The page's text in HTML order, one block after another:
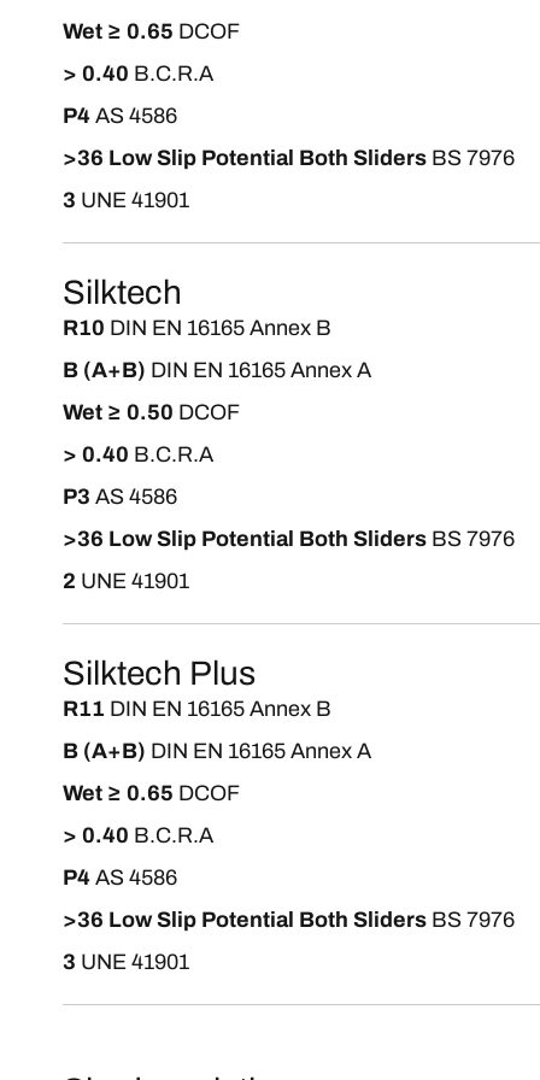
Wet ≥ 0.65 DCOF
> 0.40 B.C.R.A
P4 AS 4586
>36 Low Slip Potential Both Sliders BS 7976
3 UNE 41901
Silktech
R10 DIN EN 16165 Annex B
B (A+B) DIN EN 16165 Annex A
Wet ≥ 0.50 DCOF
> 0.40 B.C.R.A
P3 AS 4586
>36 Low Slip Potential Both Sliders BS 7976
2 UNE 41901
Silktech Plus
R11 DIN EN 16165 Annex B
B (A+B) DIN EN 16165 Annex A
Wet ≥ 0.65 DCOF
> 0.40 B.C.R.A
P4 AS 4586
>36 Low Slip Potential Both Sliders BS 7976
3 UNE 41901